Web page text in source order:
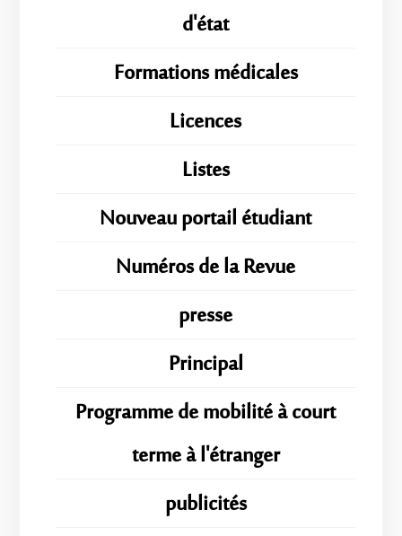
d'état
Formations médicales
Licences
Listes
Nouveau portail étudiant
Numéros de la Revue
presse
Principal
Programme de mobilité à court
terme à l'étranger
publicités